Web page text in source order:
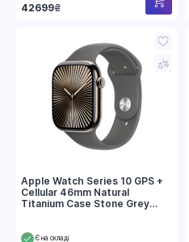
42699₴
Apple Watch Series 10 GPS +
Cellular 46mm Natural
Titanium Case Stone Grey
Є на складі